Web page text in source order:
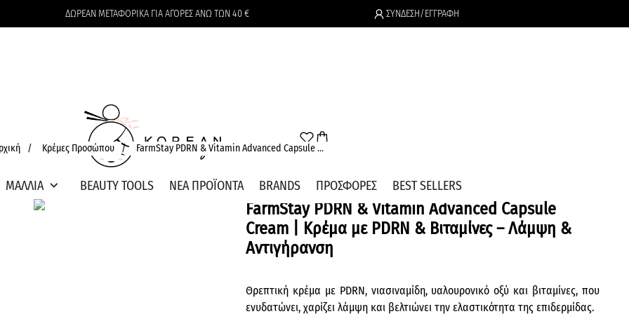
ΔΩΡΕΑΝ ΜΕΤΑΦΟΡΙΚΑ ΓΙΑ ΑΓΟΡΕΣ ΑΝΩ ΤΩΝ 40 € ΣΥΝΔΕΣΗ/ΕΓΓΡΑΦΗ
Το καλάθι δεν περιέχει προϊόντα.
ΜΑΛΛΙΑ expand_more BEAUTY TOOLS ΝΕΑ ΠΡΟΪΟΝΤΑ BRANDS ΠΡΟΣΦΟΡΕΣ BEST SELLERS
/ Κρέμες Προσώπου / FarmStay PDRN & Vitamin Advanced Capsule ...
FarmStay PDRN & Vitamin Advanced Capsule
Cream | Κρέμα με PDRN & Βιταμίνες – Λάμψη &
Αντιγήρανση
Θρεπτική κρέμα με PDRN, νιασιναμίδη, υαλουρονικό οξύ και βιταμίνες, που
ενυδατώνει, χαρίζει λάμψη και βελτιώνει την ελαστικότητα της επιδερμίδας.